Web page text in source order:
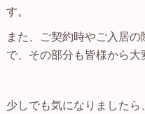
す。
また、ご契約時やご入居
で、その部分も皆様から大
少しでも気になりました